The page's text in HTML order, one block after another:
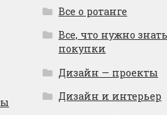
Все о ротанге
Все, что нужно
покупки
Дизайн — проекты
Дизайн и интерьер